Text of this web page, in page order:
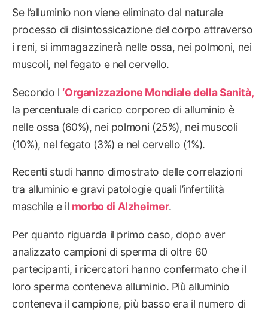
Se l’alluminio non viene eliminato dal naturale
processo di disintossicazione del corpo attraverso
i reni, si immagazzinerà nelle ossa, nei polmoni, nei
muscoli, nel fegato e nel cervello.
Secondo l ‘Organizzazione Mondiale della Sanità,
la percentuale di carico corporeo di alluminio è
nelle ossa (60%), nei polmoni (25%), nei muscoli
(10%), nel fegato (3%) e nel cervello (1%).
Recenti studi hanno dimostrato delle correlazioni
tra alluminio e gravi patologie quali l’infertilità
maschile e il morbo di Alzheimer.
Per quanto riguarda il primo caso, dopo aver
analizzato campioni di sperma di oltre 60
partecipanti, i ricercatori hanno confermato che il
loro sperma conteneva alluminio. Più alluminio
conteneva il campione, più basso era il numero di